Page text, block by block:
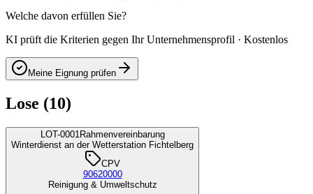
Welche davon erfüllen Sie?
KI prüft die Kriterien gegen Ihr Unternehmensprofil · Kostenlos
Meine Eignung prüfen
Lose (10)
LOT-0001Rahmenvereinbarung
Winterdienst an der Wetterstation Fichtelberg
CPV
90620000
Reinigung & Umweltschutz